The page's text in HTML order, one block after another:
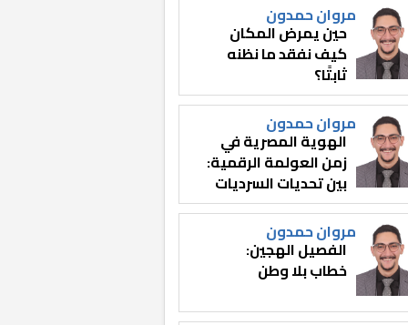
مروان حمدون
حين يمرض المكان
كيف نفقد ما نظنه
ثابتًا؟
مروان حمدون
الهوية المصرية في
زمن العولمة الرقمية:
بين تحديات السرديات
وصناعة الوعي
مروان حمدون
الفصيل الهجين:
خطاب بلا وطن